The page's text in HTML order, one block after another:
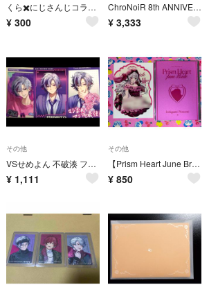
くら✖️にじさんじコラボ⭐️トレカ&アンプレラホルダー
¥ 300
ChroNoiR 8th ANNIVERSARY 8周年 叶 缶バッジ
¥ 3,333
その他
VSせめよん 不破湊 フォト風カード②
¥ 1,111
その他
【Prism Heart June Bride】特典カード 石神のぞみ
¥ 850